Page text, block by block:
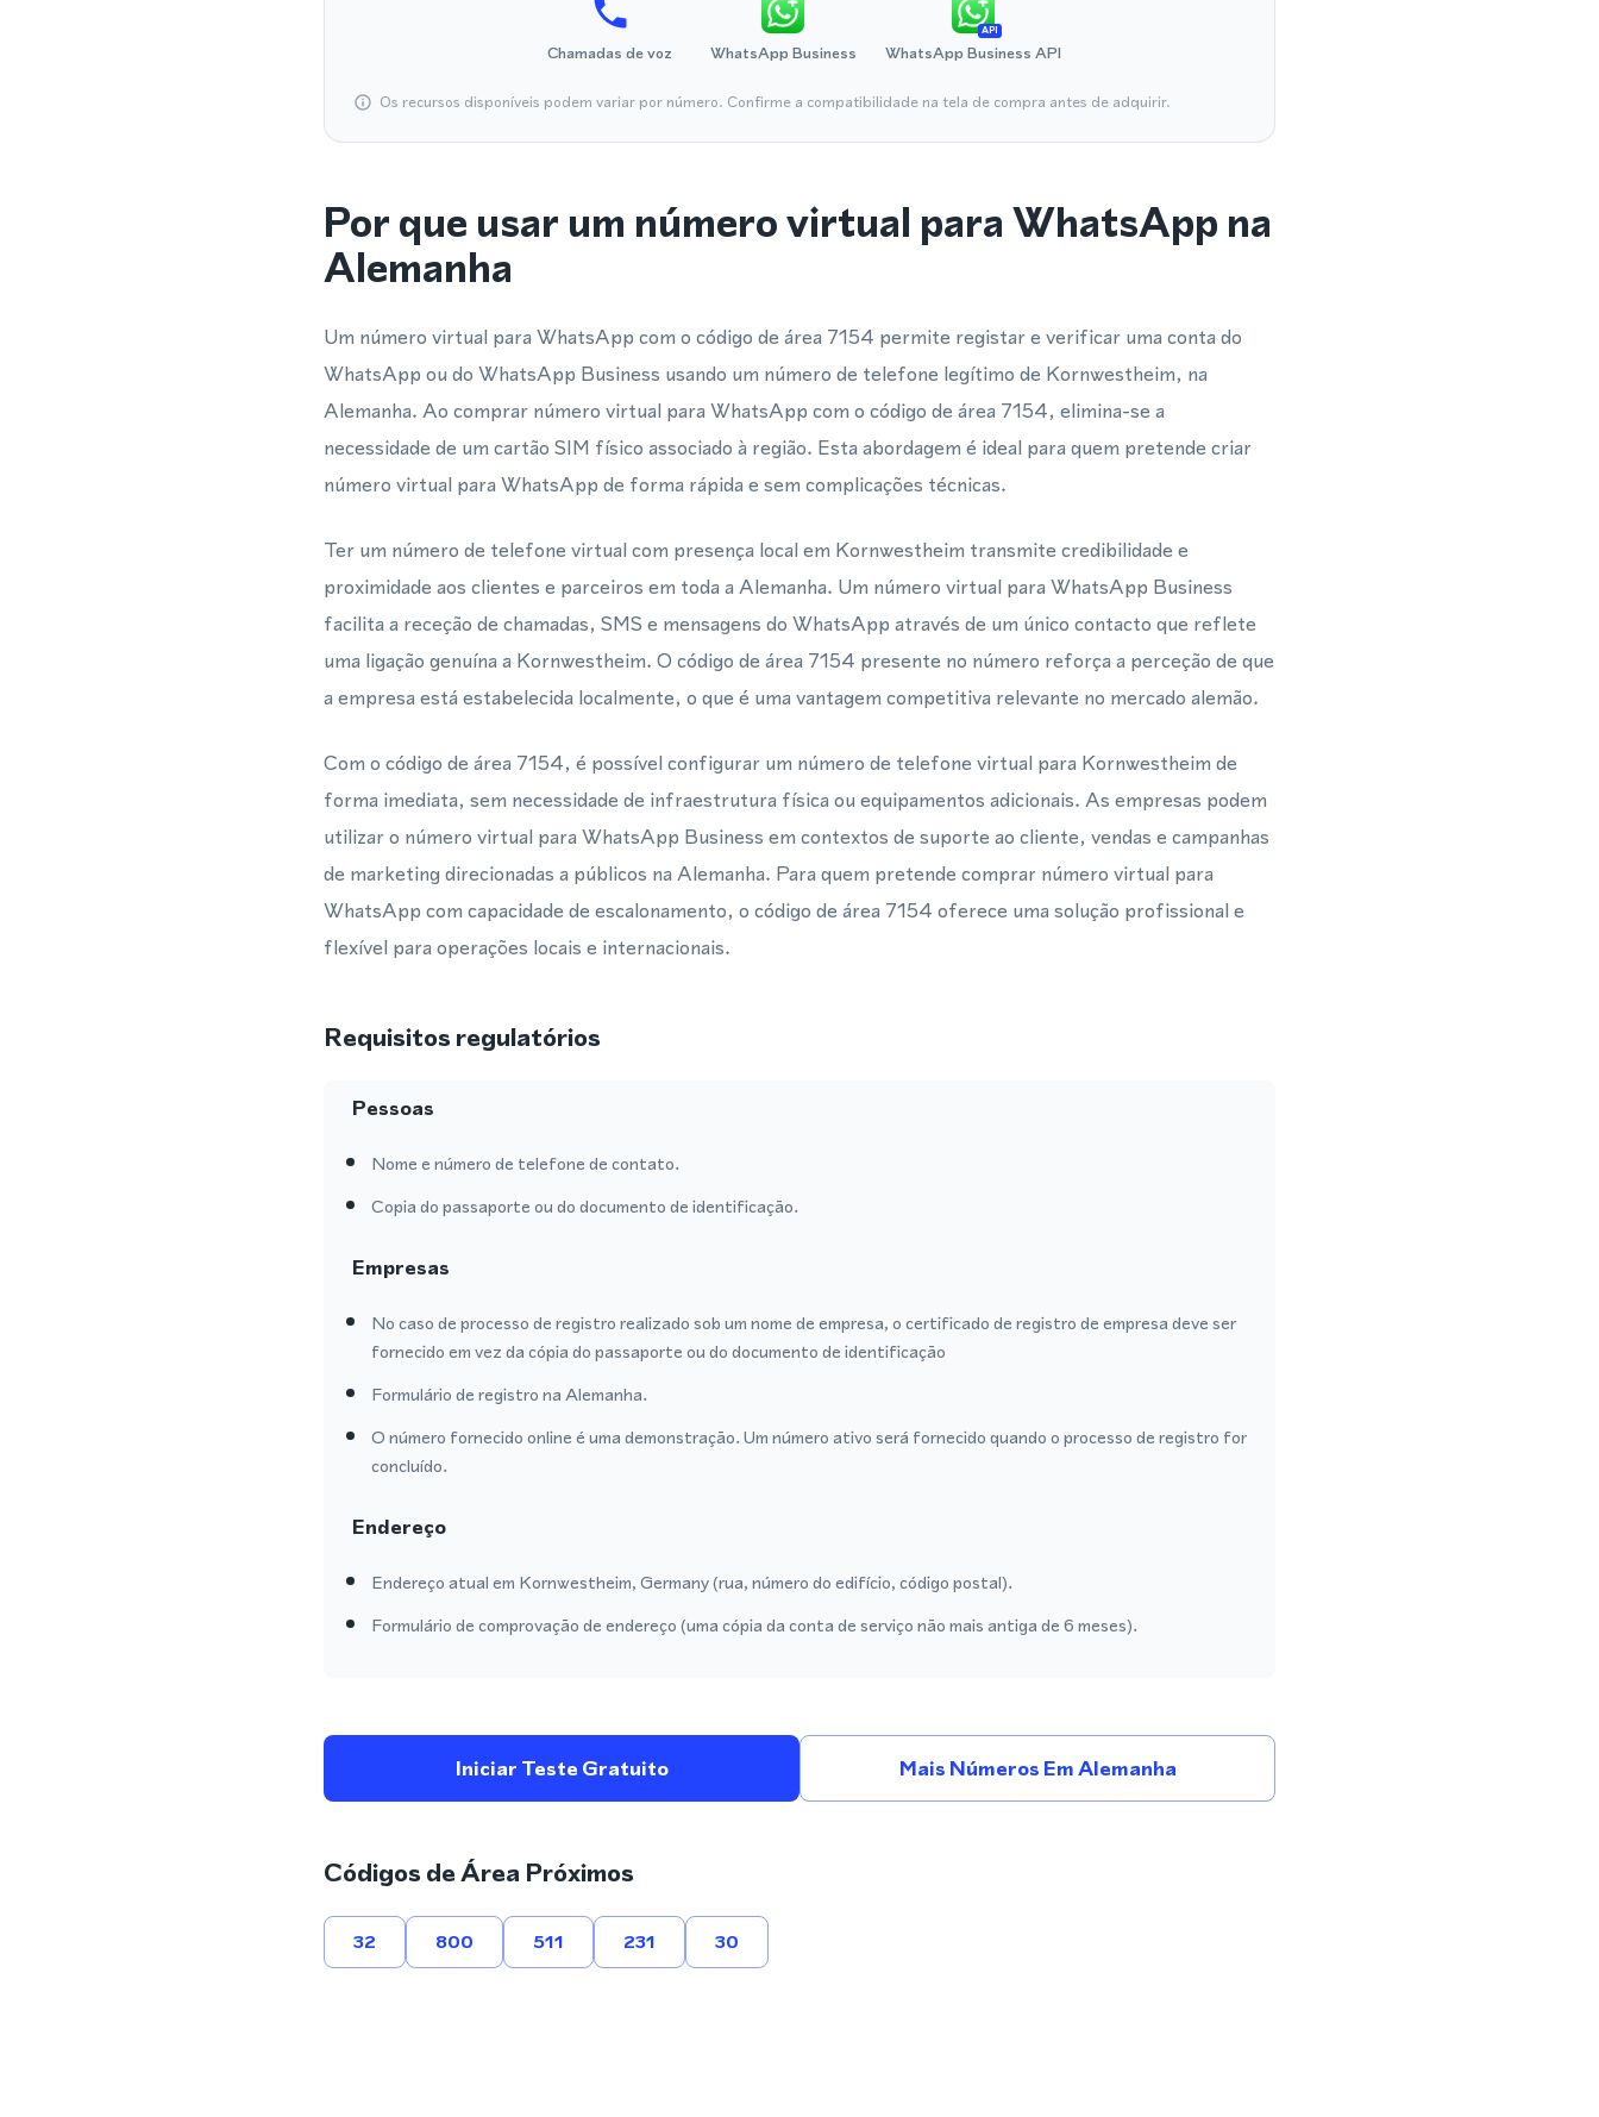
Chamadas de voz WhatsApp Business
API
WhatsApp Business API
Os recursos disponíveis podem variar por número. Confirme a compatibilidade na tela de compra antes de adquirir.
Por que usar um número virtual para WhatsApp na
Alemanha
Um número virtual para WhatsApp com o código de área 7154 permite registar e verificar uma conta do
WhatsApp ou do WhatsApp Business usando um número de telefone legítimo de Kornwestheim, na
Alemanha. Ao comprar número virtual para WhatsApp com o código de área 7154, elimina-se a
necessidade de um cartão SIM físico associado à região. Esta abordagem é ideal para quem pretende criar
número virtual para WhatsApp de forma rápida e sem complicações técnicas.
Ter um número de telefone virtual com presença local em Kornwestheim transmite credibilidade e
proximidade aos clientes e parceiros em toda a Alemanha. Um número virtual para WhatsApp Business
facilita a receção de chamadas, SMS e mensagens do WhatsApp através de um único contacto que reflete
uma ligação genuína a Kornwestheim. O código de área 7154 presente no número reforça a perceção de que
a empresa está estabelecida localmente, o que é uma vantagem competitiva relevante no mercado alemão.
Com o código de área 7154, é possível configurar um número de telefone virtual para Kornwestheim de
forma imediata, sem necessidade de infraestrutura física ou equipamentos adicionais. As empresas podem
utilizar o número virtual para WhatsApp Business em contextos de suporte ao cliente, vendas e campanhas
de marketing direcionadas a públicos na Alemanha. Para quem pretende comprar número virtual para
WhatsApp com capacidade de escalonamento, o código de área 7154 oferece uma solução profissional e
flexível para operações locais e internacionais.
Requisitos regulatórios
Pessoas
Nome e número de telefone de contato.
Copia do passaporte ou do documento de identificação.
Empresas
No caso de processo de registro realizado sob um nome de empresa, o certificado de registro de empresa deve ser
fornecido em vez da cópia do passaporte ou do documento de identificação
Formulário de registro na Alemanha.
O número fornecido online é uma demonstração. Um número ativo será fornecido quando o processo de registro for
concluído.
Endereço
Endereço atual em Kornwestheim, Germany (rua, número do edifício, código postal).
Formulário de comprovação de endereço (uma cópia da conta de serviço não mais antiga de 6 meses).
Iniciar Teste Gratuito Mais Números Em Alemanha
Códigos de Área Próximos
32 800 511 231 30